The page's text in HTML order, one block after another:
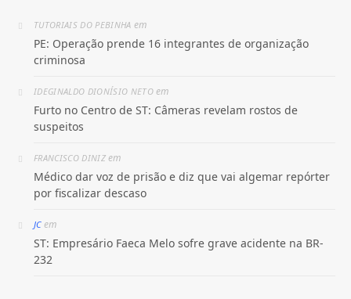
TUTORIAIS DO PEBINHA em
PE: Operação prende 16 integrantes de organização
criminosa
IDEGINALDO DIONÍSIO NETOem
Furto no Centro de ST: Câmeras revelam rostos de
suspeitos
FRANCISCO DINIZem
Médico dar voz de prisão e diz que vai algemar repórter
por fiscalizar descaso
JCem
ST: Empresário Faeca Melo sofre grave acidente na BR-
232